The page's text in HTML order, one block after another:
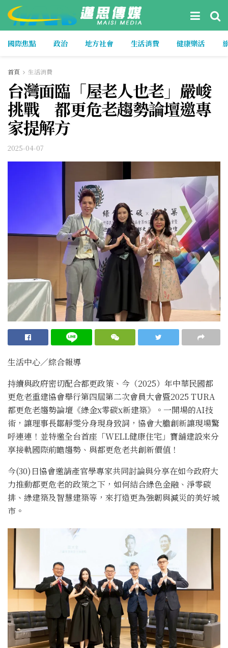
國際焦點 政治 地方社會 生活消費 健康樂活
首頁 生活消費
台灣面臨「屋老人也老」嚴峻
挑戰 都更危老趨勢論壇邀專
家提解方
2025-04-07
生活中心／綜合報導
持續與政府密切配合都更政策、今（2025）年中華民國都
更危老重建協會舉行第四屆第二次會員大會暨2025 TURA
都更危老趨勢論壇《綠金x零碳x新建築》。一開場的AI技
術，讓理事長鄒靜雯分身現身致詞，協會大膽創新讓現場驚
呼連連！並特邀全台首座「WELL健康住宅」寶舖建設來分
享接軌國際前瞻趨勢、與都更危老共創新價值！
今(30)日協會邀請產官學專家共同討論與分享在如今政府大
力推動都更危老的政策之下，如何結合綠色金融、淨零碳
排、綠建築及智慧建築等，來打造更為強韌與減災的美好城
市。